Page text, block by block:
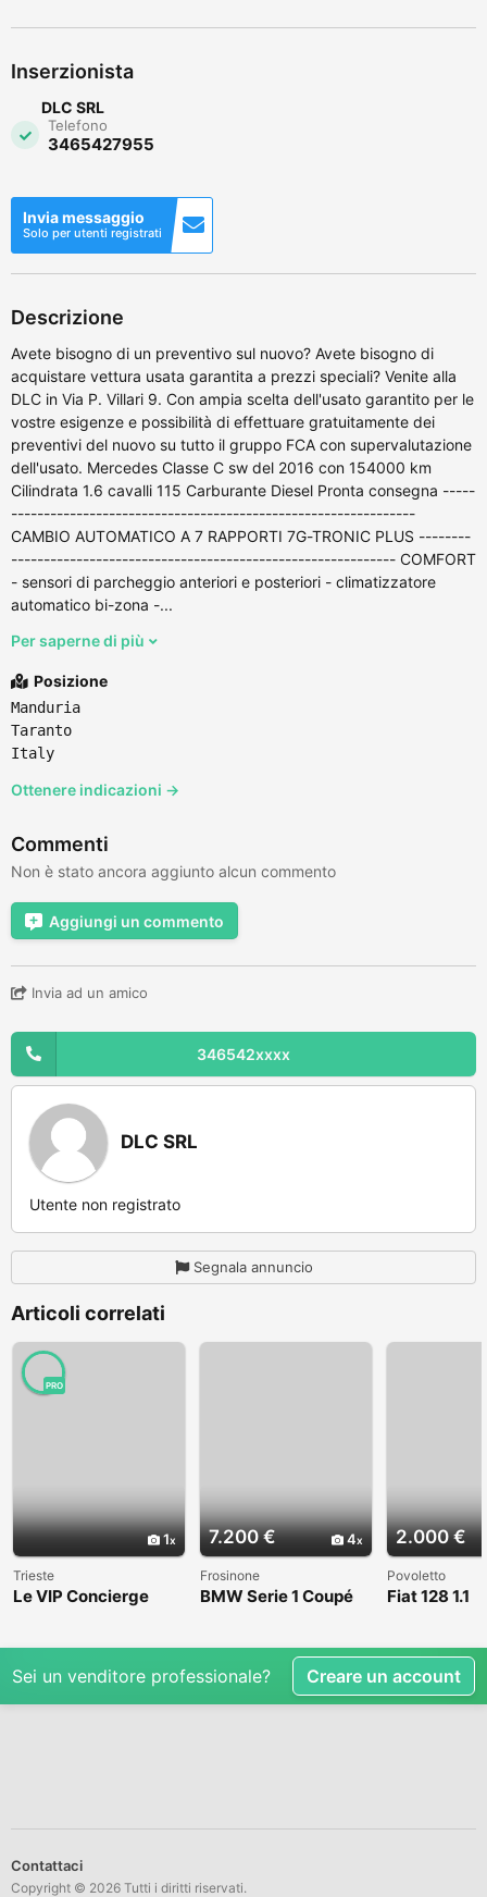
Inserzionista
DLC SRL
Telefono
3465427955
Invia messaggio
Solo per utenti registrati
Descrizione
Avete bisogno di un preventivo sul nuovo? Avete bisogno di
acquistare vettura usata garantita a prezzi speciali? Venite alla
DLC in Via P. Villari 9. Con ampia scelta dell'usato garantito per le
vostre esigenze e possibilità di effettuare gratuitamente dei
preventivi del nuovo su tutto il gruppo FCA con supervalutazione
dell'usato. Mercedes Classe C sw del 2016 con 154000 km
Cilindrata 1.6 cavalli 115 Carburante Diesel Pronta consegna -----
--------------------------------------------------------------
CAMBIO AUTOMATICO A 7 RAPPORTI 7G-TRONIC PLUS --------
----------------------------------------------------------- COMFORT
- sensori di parcheggio anteriori e posteriori - climatizzatore
automatico bi-zona -...
Per saperne di più
Posizione
Manduria
Taranto
Italy
Ottenere indicazioni →
Commenti
Non è stato ancora aggiunto alcun commento
Aggiungi un commento
Invia ad un amico
346542xxxx
DLC SRL
Utente non registrato
Segnala annuncio
Articoli correlati
1
PRO
Trieste
Le VIP Concierge
7.200 € 4
Frosinone
BMW Serie 1 Coupé
2.000 €
Povoletto
Fiat 128 1.1
Sei un venditore professionale? Creare un account
Contattaci
Copyright © 2026 Tutti i diritti riservati.